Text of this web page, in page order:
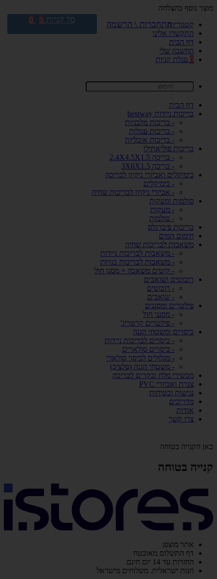
מוצר נוסף בהצלחה
קטגוריות
התקשרו אלינו
דף הבית
החשבון שלי
0 עגלת קניות
דף הבית
בריכות ניידות bestway
- בריכות מלבניות
- בריכות עגולות
- בריכות אובליות
בריכות פוליאתילן
- בריכה 2.4X4.5X1.5
- בריכה 3X6X1.5
כימיקלים ואביזרי ניקיון לבריכה
- כימיקלים
- אביזרי ניקיון לבריכות שחיה
סולמות ומעקות
- מעקות
- סולמות
בריכות פיברגלס
חימום המים
משאבות לבריכות שחיה
- משאבות לבריכות ניידות
- משאבות לבריכות בנויות
- קיטים משאבה + מסנן חול
רובוטים ושואבים
- רובוטים
- שואבים
פילטרים ומסננים
- מסנני חול
- פילטרים קרטריג'
כיסויים ומשטחי הגנה
- כיסויים לבריכות ניידות
- כיסויים סולארים
- מגלולים לכיסוי סולארי
- משטחי הגנה (פלציב)
מכשירי מלח ובקרים לבריכה
צנרת ואביזרי PVC
נגישות ובטיחות
מדריכים
אודות
צרו קשר
כאן הקנייה בטוחה
קנייה בטוחה
אתר מוצפן
דף התשלום מאובטח
החזרות עד 14 יום חינם
חנות ישראלית. משלוחים מישראל
התחברות \ הרשמה סל קניות 0
0